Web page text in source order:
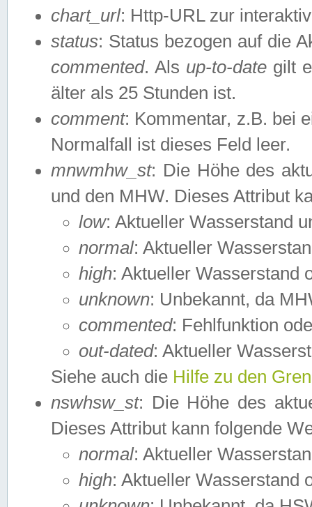
chart_url: Http-URL zur
status: Status bezogen auf die
commented. Als up-to-date gilt
älter als 25 Stunden ist.
comment: Kommentar, z.B. bei
Normalfall ist dieses Feld leer.
mnwmhw_st: Die Höhe des
und den MHW. Dieses Attribut
low: Aktueller Wasserstand
normal: Aktueller
high: Aktueller Wasserstand
unknown: Unbekannt, da
commented: Fehlfunktion
out-dated: Aktueller
Siehe auch die Hilfe zu den
nswhsw_st: Die Höhe des
Dieses Attribut kann folgende
normal: Aktueller
high: Aktueller Wasserstand